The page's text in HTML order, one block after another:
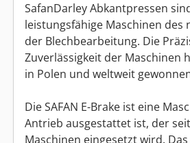
SafanDarley Abkantpressen
leistungsfähige Maschinen
der Blechbearbeitung. Die
Zuverlässigkeit der Maschinen
in Polen und weltweit
Die SAFAN E-Brake ist eine
Antrieb ausgestattet ist, der
Maschinen eingesetzt wird.